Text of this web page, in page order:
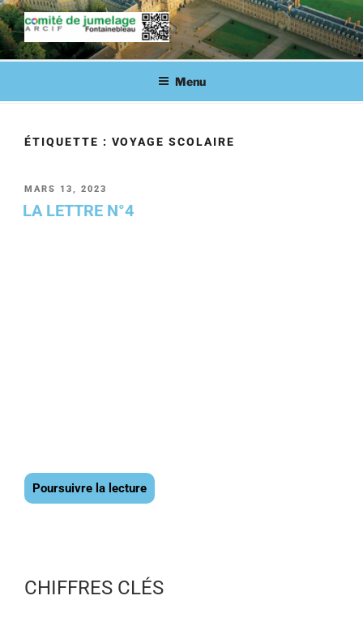
COMITÉ DE JUMELAGE DE
FONTAINEBLEAU
Fontainebleau en lien avec ses villes jumelées
Menu
ÉTIQUETTE : VOYAGE SCOLAIRE
MARS 13, 2023
LA LETTRE N°4
Poursuivre la lecture
CHIFFRES CLÉS